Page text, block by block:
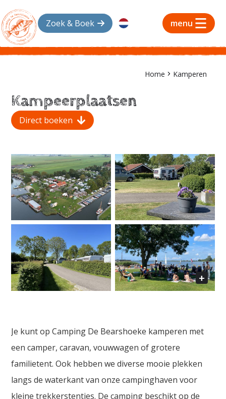
Zoek & Boek menu
Home Kamperen
Kampeerplaatsen
Direct boeken
Je kunt op Camping De Bearshoeke kamperen met
een camper, caravan, vouwwagen of grotere
familietent. Ook hebben we diverse mooie plekken
langs de waterkant van onze campinghaven voor
kleine trekkerstentjes. De camping beschikt op de